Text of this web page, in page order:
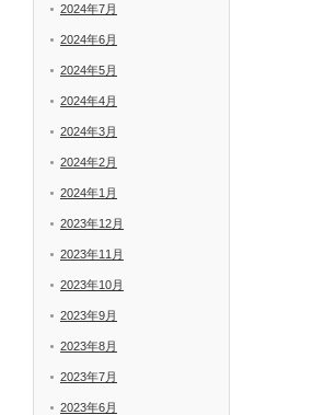
2024年7月
2024年6月
2024年5月
2024年4月
2024年3月
2024年2月
2024年1月
2023年12月
2023年11月
2023年10月
2023年9月
2023年8月
2023年7月
2023年6月